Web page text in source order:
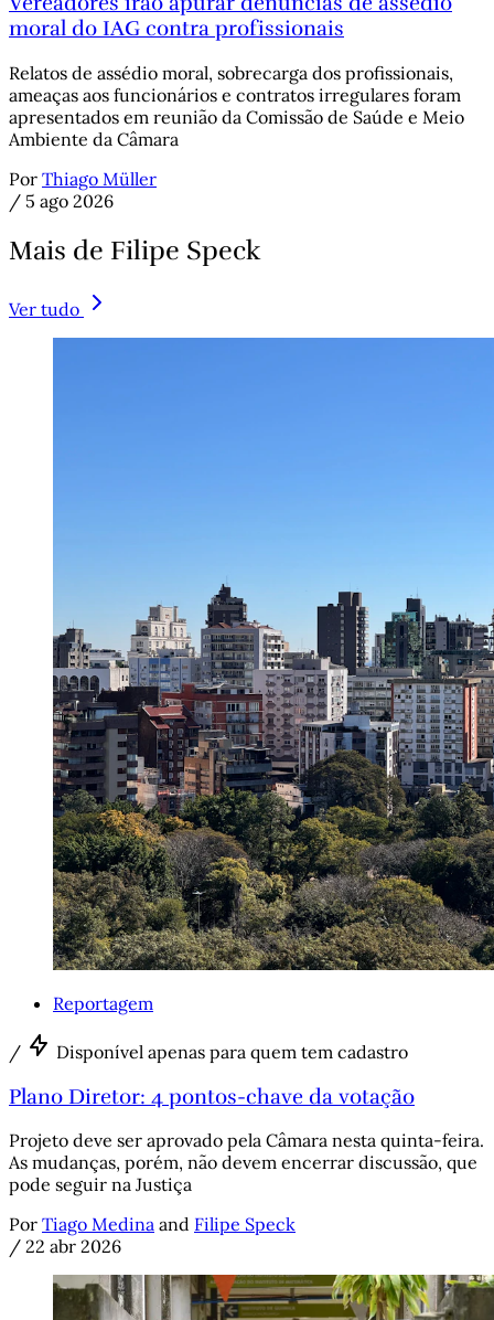
moral do IAG contra profissionais
Relatos de assédio moral, sobrecarga dos profissionais,
ameaças aos funcionários e contratos irregulares foram
apresentados em reunião da Comissão de Saúde e Meio
Ambiente da Câmara
Por Thiago Müller
/ 5 ago 2026
Mais de Filipe Speck
Ver tudo
Reportagem
/ Disponível apenas para quem tem cadastro
Plano Diretor: 4 pontos-chave da votação
Projeto deve ser aprovado pela Câmara nesta quinta-feira.
As mudanças, porém, não devem encerrar discussão, que
pode seguir na Justiça
Por Tiago Medina and Filipe Speck
/ 22 abr 2026